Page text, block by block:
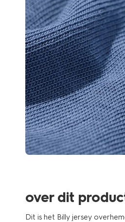
over dit
Dit is het Billy jersey